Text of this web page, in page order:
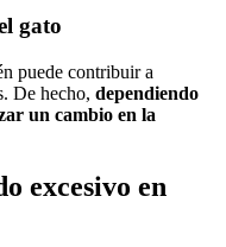
gato
puede contribuir a
De hecho, dependiendo
un cambio en la
excesivo en